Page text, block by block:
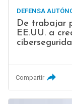
DEFENSA
De trabajar
EE.UU. a
Compartir